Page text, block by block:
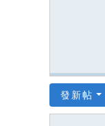
發新帖